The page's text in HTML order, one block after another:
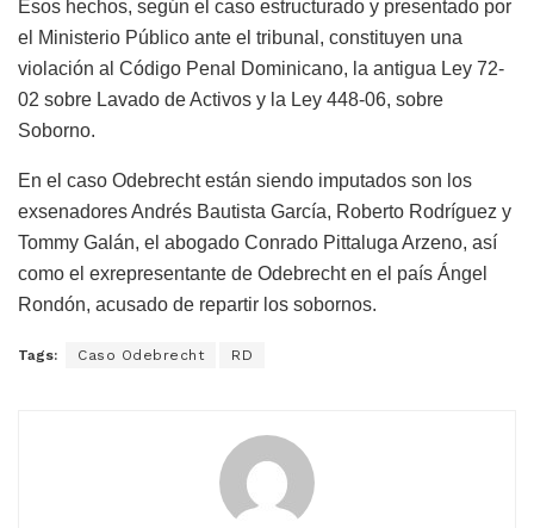
Esos hechos, según el caso estructurado y presentado por
el Ministerio Público ante el tribunal, constituyen una
violación al Código Penal Dominicano, la antigua Ley 72-
02 sobre Lavado de Activos y la Ley 448-06, sobre
Soborno.
En el caso Odebrecht están siendo imputados son los
exsenadores Andrés Bautista García, Roberto Rodríguez y
Tommy Galán, el abogado Conrado Pittaluga Arzeno, así
como el exrepresentante de Odebrecht en el país Ángel
Rondón, acusado de repartir los sobornos.
Tags: Caso Odebrecht RD